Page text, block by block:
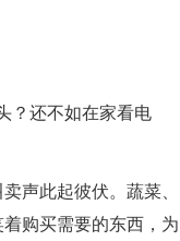
？还不如在家看电
声此起彼伏。蔬菜、
购买需要的东西，为